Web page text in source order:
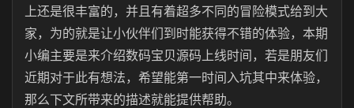
上还是很丰富的，并且有着超多不同的冒险模式给到大
家，为的就是让小伙伴们到时能获得不错的体验，本期
小编主要是来介绍数码宝贝源码上线时间，若是朋友们
近期对于此有想法，希望能第一时间入坑其中来体验，
那么下文所带来的描述就能提供帮助。